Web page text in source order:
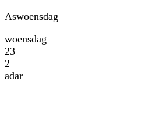
Aswoensdag
woensdag
23
2
adar